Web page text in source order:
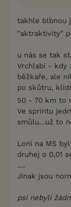
takhle blbnou
"aktraktivity"
u nás se tak
Vrchlabí - kdy
běžkaře, ale
po skůtru,
50 - 70 km to
Ve sprintu
smůlu...už to
Loni na MS
druhej o 0,01
....
Jinak jsou
psi nebyli